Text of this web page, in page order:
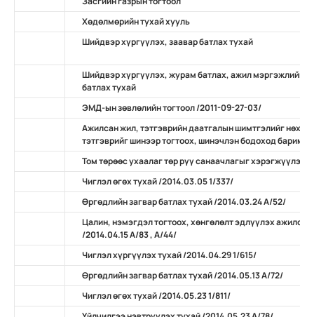
Хөдөлмөрийн тухай хууль
Шийдвэр хүргүүлэх, заавар батлах тухай
Шийдвэр хүргүүлэх, журам батлах, ажил мэргэжлийн
батлах тухай
ЭМД-ын зөвлөлийн тогтоол /2011-09-27-03/
Ажилсан жил, тэтгэврийн даатгалын шимтгэлийг нөхөн
тэтгэврийг шинээр тогтоох, шинэчлэн бодоход
Том төрөөс ухаалаг төр рүү санаачлагыг хэрэгжүүлэх
Чиглэл өгөх тухай /2014.03.05 1/337/
Өргөдлийн загвар батлах тухай /2014.03.24 А/52/
Цалин, нэмэгдэл тогтоох, хөнгөлөлт эдлүүлэх
/2014.04.15 А/83 , А/44/
Чиглэл хүргүүлэх тухай /2014.04.29 1/615/
Өргөдлийн загвар батлах тухай /2014.05.13 А/72/
Чиглэл өгөх тухай /2014.05.23 1/811/